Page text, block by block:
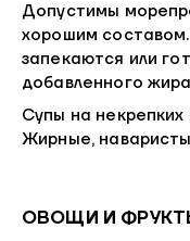
Допустимы
хорошим
запекаются или
добавленного
Супы на
Жирные,
ОВОЩИ И